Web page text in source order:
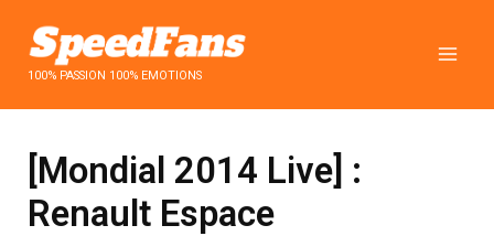
contenu100% PASSION 100% EMOTIONS
[Mondial 2014 Live] :
Renault Espace